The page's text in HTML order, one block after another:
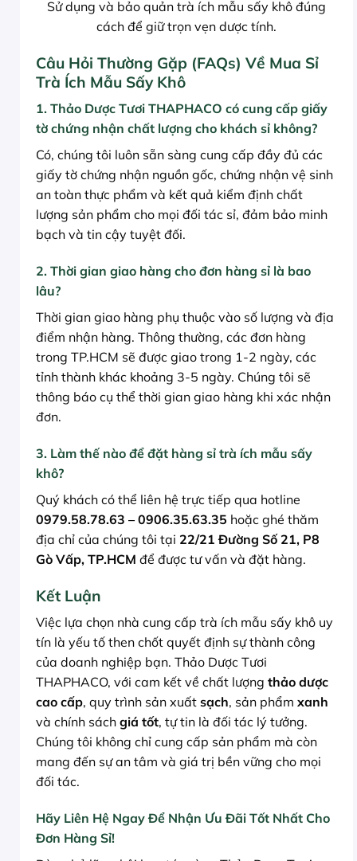
Sử dụng và bảo quản trà ích mẫu sấy khô đúng
cách để giữ trọn vẹn dược tính.
Câu Hỏi Thường Gặp (FAQs) Về Mua Sỉ
Trà Ích Mẫu Sấy Khô
1. Thảo Dược Tươi THAPHACO có cung cấp giấy
tờ chứng nhận chất lượng cho khách sỉ không?
Có, chúng tôi luôn sẵn sàng cung cấp đầy đủ các
giấy tờ chứng nhận nguồn gốc, chứng nhận vệ sinh
an toàn thực phẩm và kết quả kiểm định chất
lượng sản phẩm cho mọi đối tác sỉ, đảm bảo minh
bạch và tin cậy tuyệt đối.
2. Thời gian giao hàng cho đơn hàng sỉ là bao
lâu?
Thời gian giao hàng phụ thuộc vào số lượng và địa
điểm nhận hàng. Thông thường, các đơn hàng
trong TP.HCM sẽ được giao trong 1-2 ngày, các
tỉnh thành khác khoảng 3-5 ngày. Chúng tôi sẽ
thông báo cụ thể thời gian giao hàng khi xác nhận
đơn.
3. Làm thế nào để đặt hàng sỉ trà ích mẫu sấy
khô?
Quý khách có thể liên hệ trực tiếp qua hotline
0979.58.78.63 – 0906.35.63.35 hoặc ghé thăm
địa chỉ của chúng tôi tại 22/21 Đường Số 21, P8
Gò Vấp, TP.HCM để được tư vấn và đặt hàng.
Kết Luận
Việc lựa chọn nhà cung cấp trà ích mẫu sấy khô uy
tín là yếu tố then chốt quyết định sự thành công
của doanh nghiệp bạn. Thảo Dược Tươi
THAPHACO, với cam kết về chất lượng thảo dược
cao cấp, quy trình sản xuất sạch, sản phẩm xanh
và chính sách giá tốt, tự tin là đối tác lý tưởng.
Chúng tôi không chỉ cung cấp sản phẩm mà còn
mang đến sự an tâm và giá trị bền vững cho mọi
đối tác.
Hãy Liên Hệ Ngay Để Nhận Ưu Đãi Tốt Nhất Cho
Đơn Hàng Sỉ!